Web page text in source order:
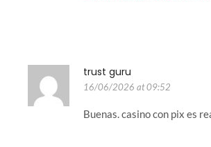
trust guru
16/06/2026 at 09:52
Buenas. casino con pix es